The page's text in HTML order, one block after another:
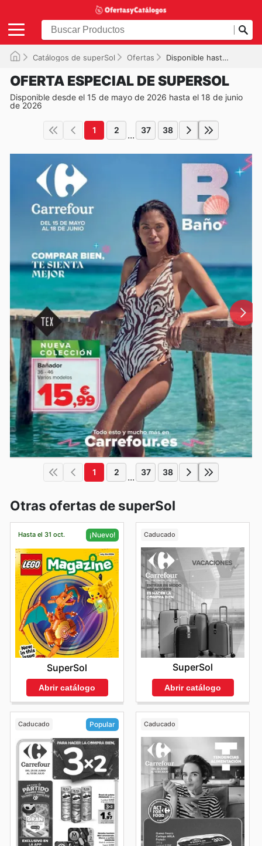
Catálogos de superSol Ofertas Disponible hasta el 18/06/2026
OFERTA ESPECIAL DE SUPERSOL
Disponible desde el 15 de mayo de 2026 hasta el 18 de junio
de 2026
1 2 ... 37 38
1 2 ... 37 38
Otras ofertas de superSol
Hasta el 31 oct. ¡Nuevo!
SuperSol
Abrir catálogo
Caducado
SuperSol
Abrir catálogo
Caducado Popular Caducado